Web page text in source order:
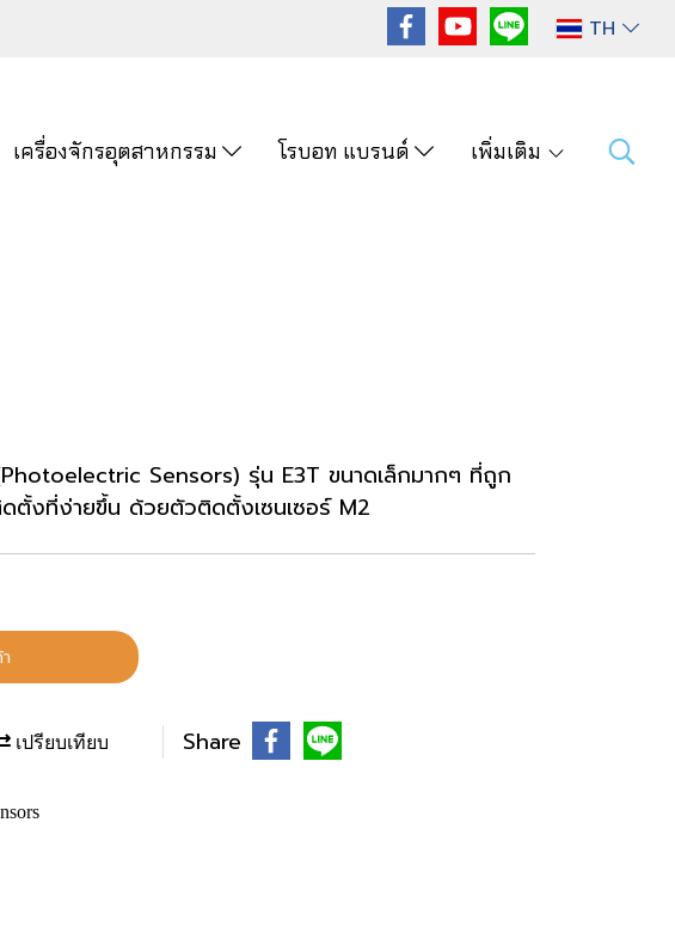
TH
เครื่องจักรอุตสาหกรรม โรบอท แบรนด์ เพิ่มเติม
Sensors) รุ่น E3T ขนาดเล็กมากๆ ที่ถูก
ตั้งที่ง่ายขึ้น ด้วยตัวติดตั้งเซนเซอร์ M2
เปรียบเทียบ Share